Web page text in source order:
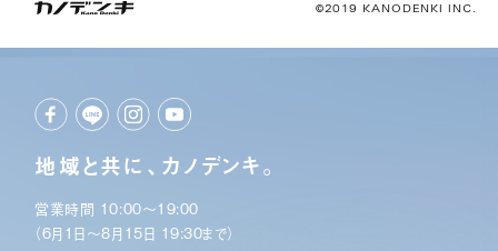
©2019 KANODENKI INC.
地域と共に、カノデンキ。
営業時間 10:00〜19:00
（6月1日〜8月15日 19:30まで）